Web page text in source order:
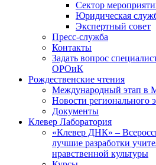
Сектор
Юридическая
Экспертный совет
Пресс-служба
Контакты
Задать вопрос
ОРОиК
Рождественские чтения
Международный этап в
Новости регионального
Документы
Клевер Лаборатория
«Клевер ДНК» –
лучшие разработки
нравственной культуры